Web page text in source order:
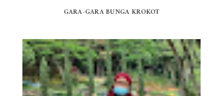
GARA-GARA BUNGA KROKOT